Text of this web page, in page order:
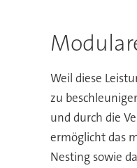
Weil diese
zu
und durch die
ermöglicht das
Nesting sowie